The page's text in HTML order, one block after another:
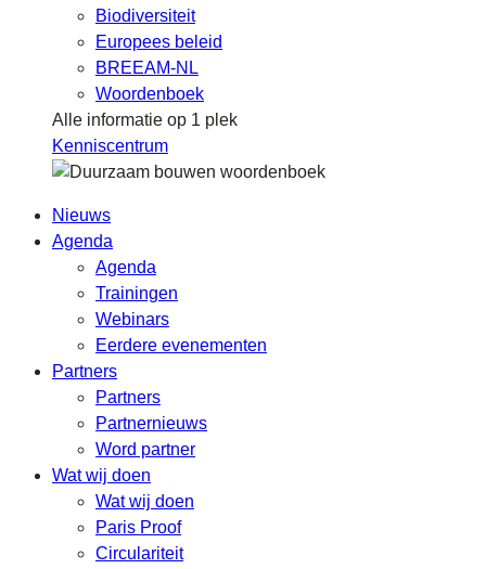
Biodiversiteit
Europees beleid
BREEAM-NL
Woordenboek
Alle informatie op 1 plek
Kenniscentrum
Nieuws
Agenda
Agenda
Trainingen
Webinars
Eerdere evenementen
Partners
Partners
Partnernieuws
Word partner
Wat wij doen
Wat wij doen
Paris Proof
Circulariteit